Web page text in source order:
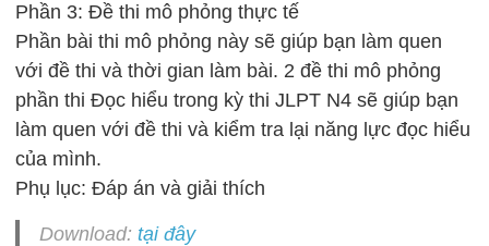
Phần 3: Đề thi mô phỏng thực tế
Phần bài thi mô phỏng này sẽ giúp bạn làm quen
với đề thi và thời gian làm bài. 2 đề thi mô phỏng
phần thi Đọc hiểu trong kỳ thi JLPT N4 sẽ giúp bạn
làm quen với đề thi và kiểm tra lại năng lực đọc hiểu
của mình.
Phụ lục: Đáp án và giải thích
Download:tại đây